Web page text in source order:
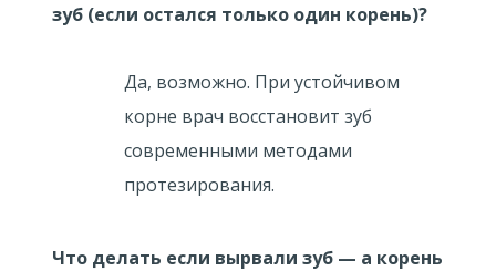
зуб (если остался только один корень)?
Да, возможно. При устойчивом
корне врач восстановит зуб
современными методами
протезирования.
Что делать если вырвали зуб — а корень